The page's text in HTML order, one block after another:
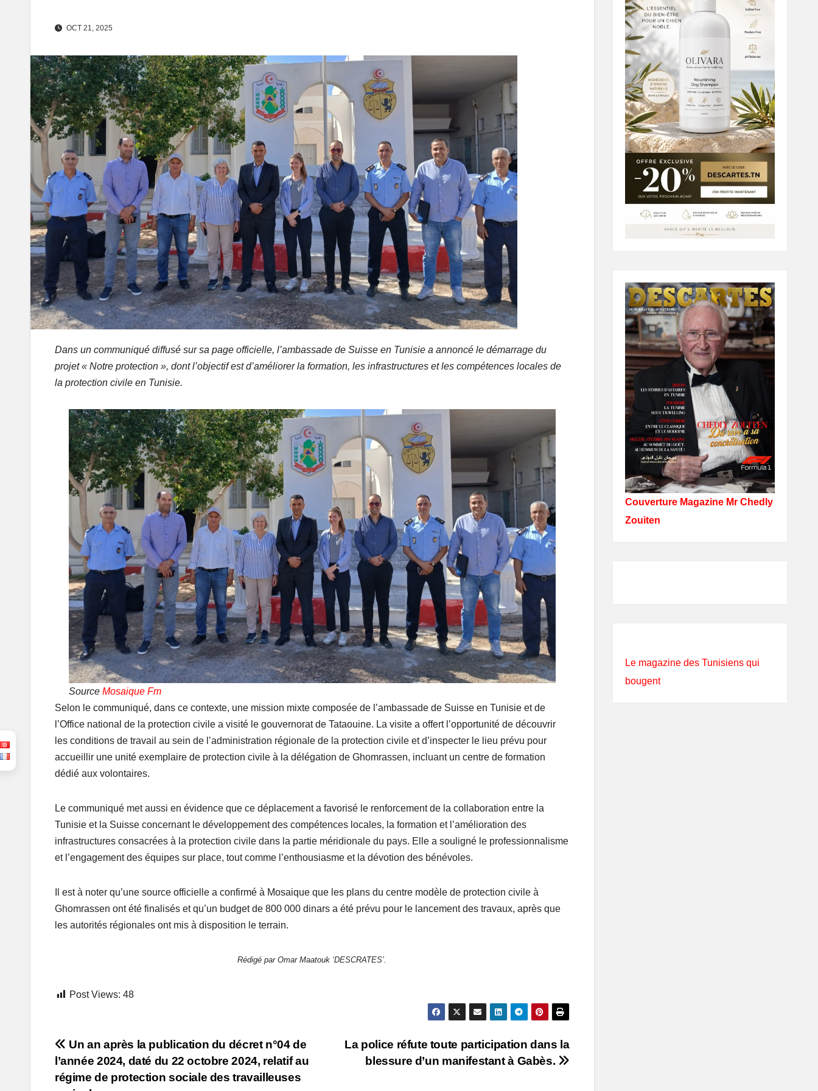
OCT 21, 2025
Dans un communiqué diffusé sur sa page officielle, l’ambassade de Suisse en Tunisie a annoncé le démarrage du
projet « Notre protection », dont l’objectif est d’améliorer la formation, les infrastructures et les compétences locales de
la protection civile en Tunisie.
Source Mosaique Fm
Selon le communiqué, dans ce contexte, une mission mixte composée de l’ambassade de Suisse en Tunisie et de
l’Office national de la protection civile a visité le gouvernorat de Tataouine. La visite a offert l’opportunité de découvrir
les conditions de travail au sein de l’administration régionale de la protection civile et d’inspecter le lieu prévu pour
accueillir une unité exemplaire de protection civile à la délégation de Ghomrassen, incluant un centre de formation
dédié aux volontaires.
Le communiqué met aussi en évidence que ce déplacement a favorisé le renforcement de la collaboration entre la
Tunisie et la Suisse concernant le développement des compétences locales, la formation et l’amélioration des
infrastructures consacrées à la protection civile dans la partie méridionale du pays. Elle a souligné le professionnalisme
et l’engagement des équipes sur place, tout comme l’enthousiasme et la dévotion des bénévoles.
Il est à noter qu’une source officielle a confirmé à Mosaique que les plans du centre modèle de protection civile à
Ghomrassen ont été finalisés et qu’un budget de 800 000 dinars a été prévu pour le lancement des travaux, après que
les autorités régionales ont mis à disposition le terrain.
Rédigé par Omar Maatouk ‘DESCRATES’.
Post Views: 48
Post
navigation
La police réfute toute participation dans la
blessure d’un manifestant à Gabès.
Un an après la publication du décret n°04 de
l’année 2024, daté du 22 octobre 2024, relatif au
régime de protection sociale des travailleuses
Couverture Magazine Mr Chedly
Zouiten
Le magazine des Tunisiens qui
bougent